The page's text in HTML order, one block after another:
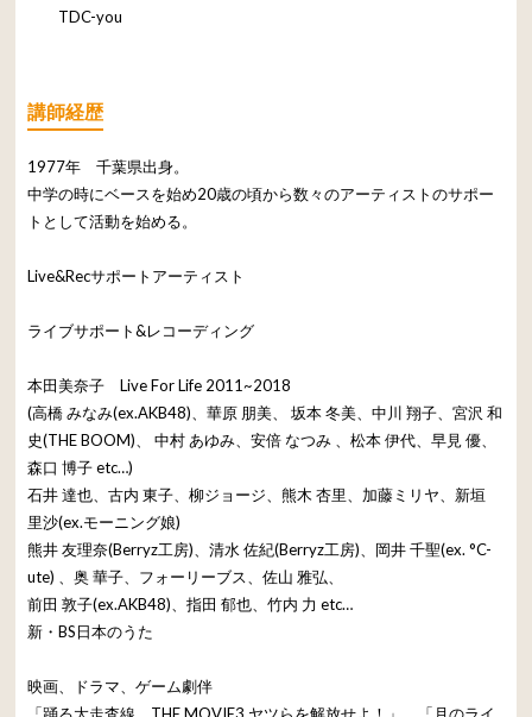
TDC-you
講師経歴
1977年 千葉県出身。
中学の時にベースを始め20歳の頃から数々のアーティストのサポー
トとして活動を始める。
Live&Recサポートアーティスト
ライブサポート&レコーディング
本田美奈子 Live For Life 2011~2018
(高橋 みなみ(ex.AKB48)、華原 朋美、 坂本 冬美、中川 翔子、宮沢 和
史(THE BOOM)、 中村 あゆみ、安倍 なつみ 、松本 伊代、早見 優、
森口 博子 etc…)
石井 達也、古内 東子、柳ジョージ、熊木 杏里、加藤ミリヤ、新垣
里沙(ex.モーニング娘)
熊井 友理奈(Berryz工房)、清水 佐紀(Berryz工房)、岡井 千聖(ex. °C-
ute) 、奥 華子、フォーリーブス、佐山 雅弘、
前田 敦子(ex.AKB48)、指田 郁也、竹内 力 etc…
新・BS日本のうた
映画、ドラマ、ゲーム劇伴
「踊る大走査線 THE MOVIE3 ヤツらを解放せよ！」、「月のライ